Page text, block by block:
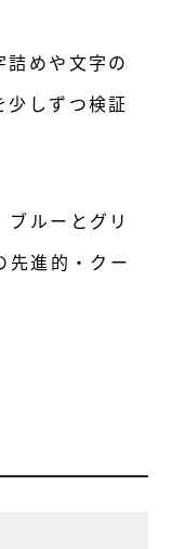
めや文字の
少しずつ検証
ルーとグリ
先進的・クー